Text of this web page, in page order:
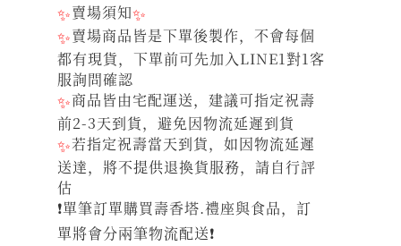
✨賣場須知✨
✨賣場商品皆是下單後製作，不會每個
都有現貨，下單前可先加入LINE1對1客
服詢問確認
✨商品皆由宅配運送，建議可指定祝壽
前2-3天到貨，避免因物流延遲到貨
✨若指定祝壽當天到貨，如因物流延遲
送達，將不提供退換貨服務，請自行評
估
❗單筆訂單購買壽香塔.禮座與食品，訂
單將會分兩筆物流配送❗